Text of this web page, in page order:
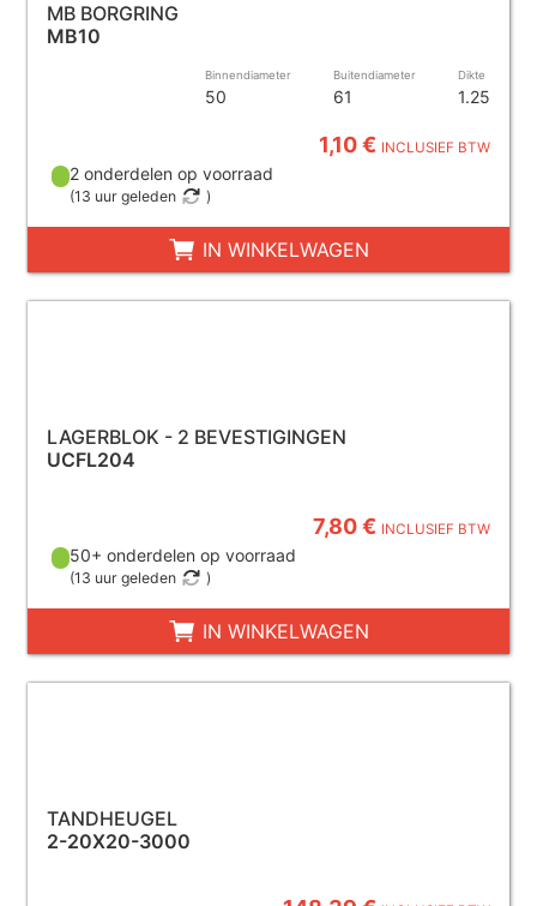
MB BORGRING
MB10
Binnendiameter
50
Buitendiameter
61
Dikte
1.25
1,10 € INCLUSIEF BTW
2 onderdelen op voorraad
(13 uur geleden )
IN WINKELWAGEN
LAGERBLOK - 2 BEVESTIGINGEN
UCFL204
7,80 € INCLUSIEF BTW
50+ onderdelen op voorraad
(13 uur geleden )
IN WINKELWAGEN
TANDHEUGEL
2-20X20-3000